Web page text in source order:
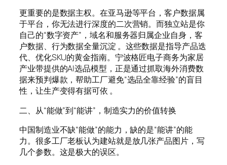
更重要的是数据主权。在亚马逊等平台，客户数据属
于平台，你无法进行深度的二次营销。而独立站是你
自己的“数字资产”，域名和服务器归属企业自身，客
户数据、行为数据全量沉淀 。这些数据是指导产品迭
代、优化SKU的黄金指南。宁波格匠电子商务为家居
产业带提供的AI选品模型，正是通过抓取海外消费数
据来预判爆款，帮助工厂避免“选品全靠经验”的盲目
性，让生产变得有据可依 。
二、从“能做”到“能讲”，制造实力的价值转换
中国制造业不缺“能做”的能力，缺的是“能讲”的能
力。很多工厂老板认为建站就是放几张产品图片，写
几个参数。这是极大的误区。